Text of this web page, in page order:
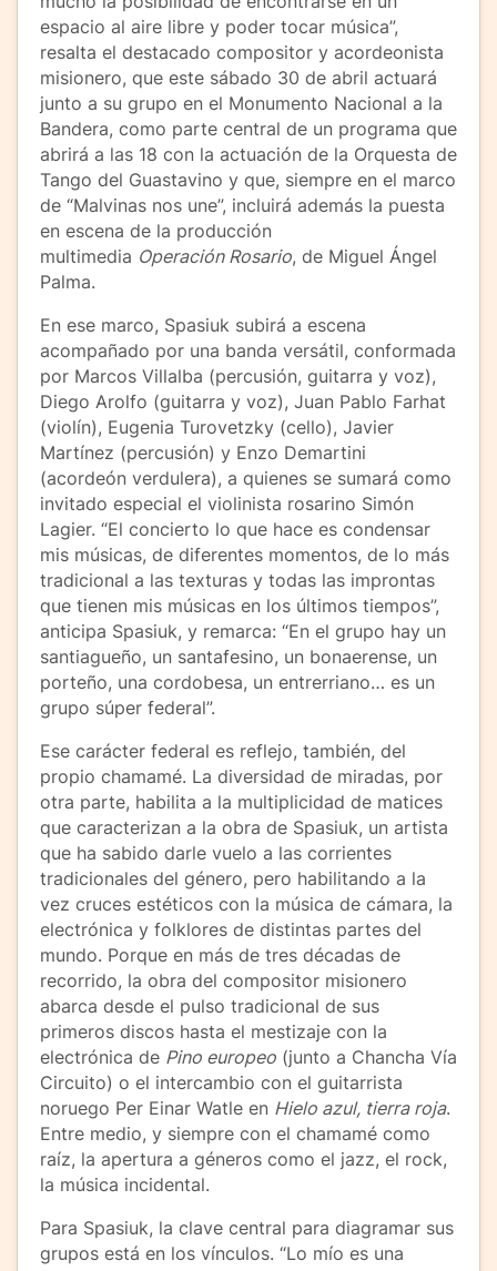
espacio al aire libre y poder tocar música”,
resalta el destacado compositor y acordeonista
misionero, que este sábado 30 de abril actuará
junto a su grupo en el Monumento Nacional a la
Bandera, como parte central de un programa que
abrirá a las 18 con la actuación de la Orquesta de
Tango del Guastavino y que, siempre en el marco
de “Malvinas nos une”, incluirá además la puesta
en escena de la producción
multimedia Operación Rosario, de Miguel Ángel
Palma.
En ese marco, Spasiuk subirá a escena
acompañado por una banda versátil, conformada
por Marcos Villalba (percusión, guitarra y voz),
Diego Arolfo (guitarra y voz), Juan Pablo Farhat
(violín), Eugenia Turovetzky (cello), Javier
Martínez (percusión) y Enzo Demartini
(acordeón verdulera), a quienes se sumará como
invitado especial el violinista rosarino Simón
Lagier. “El concierto lo que hace es condensar
mis músicas, de diferentes momentos, de lo más
tradicional a las texturas y todas las improntas
que tienen mis músicas en los últimos tiempos”,
anticipa Spasiuk, y remarca: “En el grupo hay un
santiagueño, un santafesino, un bonaerense, un
porteño, una cordobesa, un entrerriano… es un
grupo súper federal”.
Ese carácter federal es reflejo, también, del
propio chamamé. La diversidad de miradas, por
otra parte, habilita a la multiplicidad de matices
que caracterizan a la obra de Spasiuk, un artista
que ha sabido darle vuelo a las corrientes
tradicionales del género, pero habilitando a la
vez cruces estéticos con la música de cámara, la
electrónica y folklores de distintas partes del
mundo. Porque en más de tres décadas de
recorrido, la obra del compositor misionero
abarca desde el pulso tradicional de sus
primeros discos hasta el mestizaje con la
electrónica de Pino europeo (junto a Chancha Vía
Circuito) o el intercambio con el guitarrista
noruego Per Einar Watle en Hielo azul, tierra roja.
Entre medio, y siempre con el chamamé como
raíz, la apertura a géneros como el jazz, el rock,
la música incidental.
Para Spasiuk, la clave central para diagramar sus
grupos está en los vínculos. “Lo mío es una